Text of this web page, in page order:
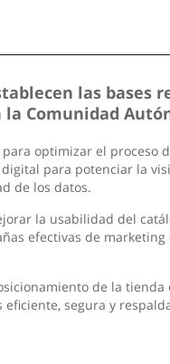
las
Comunidad
optimizar el proceso
para potenciar la
de los datos.
la usabilidad del
efectivas de
de la
segura y